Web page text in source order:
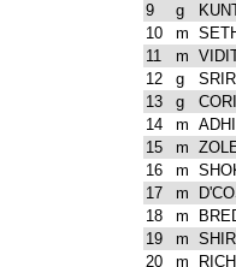
9
g
10
m
11
m
12
g
13
g
14
m
15
m
16
m
17
m
18
m
19
m
20
m